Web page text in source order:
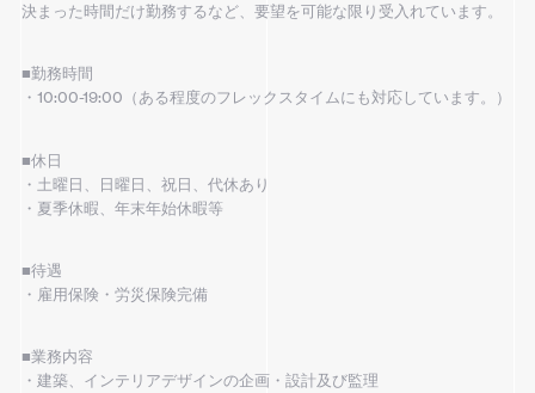
決まった時間だけ勤務するなど、要望を可能な限り受入れています。
■勤務時間
・10:00-19:00（ある程度のフレックスタイムにも対応しています。）
■休日
・土曜日、日曜日、祝日、代休あり
・夏季休暇、年末年始休暇等
■待遇
・雇用保険・労災保険完備
■業務内容
・建築、インテリアデザインの企画・設計及び監理